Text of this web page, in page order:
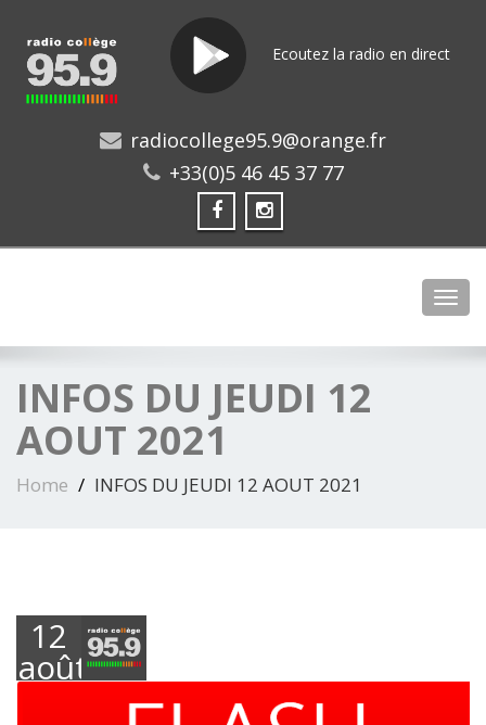
Ecoutez la radio en direct
radiocollege95.9@orange.fr
+33(0)5 46 45 37 77
INFOS DU JEUDI 12
AOUT 2021
Home INFOS DU JEUDI 12 AOUT 2021
12
août